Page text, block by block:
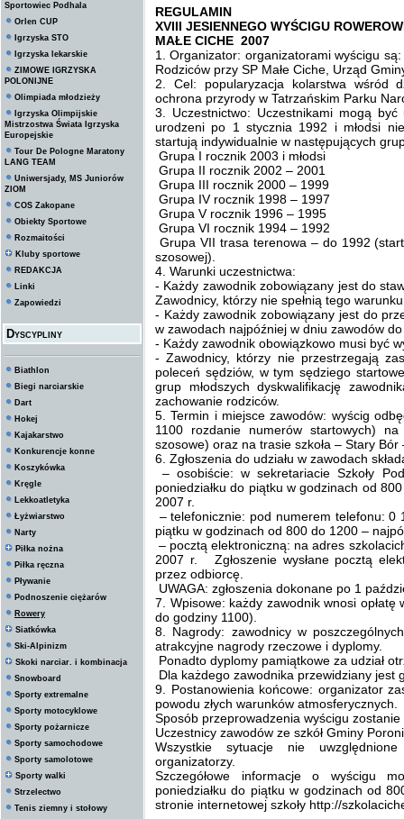
Sportowiec Podhala
Orlen CUP
Igrzyska STO
Igrzyska lekarskie
ZIMOWE IGRZYSKA
POLONIJNE
Olimpiada młodzieży
Igrzyska Olimpijskie
Mistrzostwa Świata Igrzyska
Europejskie
Tour De Pologne Maratony
LANG TEAM
Uniwersjady, MS Juniorów
ZIOM
COS Zakopane
Obiekty Sportowe
Rozmaitości
Kluby sportowe
REDAKCJA
Linki
Zapowiedzi
Dyscypliny
Biathlon
Biegi narciarskie
Dart
Hokej
Kajakarstwo
Konkurencje konne
Koszykówka
Kręgle
Lekkoatletyka
Łyżwiarstwo
Narty
Piłka nożna
Piłka ręczna
Pływanie
Podnoszenie ciężarów
Rowery
Siatkówka
Ski-Alpinizm
Skoki narciar. i kombinacja
Snowboard
Sporty extremalne
Sporty motocyklowe
Sporty pożarnicze
Sporty samochodowe
Sporty samolotowe
Sporty walki
Strzelectwo
Tenis ziemny i stołowy
REGULAMIN
XVIII JESIENNEGO WYŚCIGU
MAŁE CICHE 2007
1. Organizator: organizatorami wyścigu
Rodziców przy SP Małe Ciche, Urząd
2. Cel: popularyzacja kolarstwa wśród
ochrona przyrody w Tatrzańskim Parku
3. Uczestnictwo: Uczestnikami mogą być
urodzeni po 1 stycznia 1992 i młodsi
startują indywidualnie w następujących
Grupa I rocznik 2003 i młodsi
Grupa II rocznik 2002 – 2001
Grupa III rocznik 2000 – 1999
Grupa IV rocznik 1998 – 1997
Grupa V rocznik 1996 – 1995
Grupa VI rocznik 1994 – 1992
Grupa VII trasa terenowa – do 1992
szosowej).
4. Warunki uczestnictwa:
- Każdy zawodnik zobowiązany jest do
Zawodnicy, którzy nie spełnią tego
- Każdy zawodnik zobowiązany jest do
w zawodach najpóźniej w dniu zawodów
- Każdy zawodnik obowiązkowo musi być
- Zawodnicy, którzy nie przestrzegają
poleceń sędziów, w tym sędziego
grup młodszych dyskwalifikację
zachowanie rodziców.
5. Termin i miejsce zawodów: wyścig
1100 rozdanie numerów startowych)
szosowe) oraz na trasie szkoła – Stary
6. Zgłoszenia do udziału w zawodach
– osobiście: w sekretariacie Szkoły
poniedziałku do piątku w godzinach od
2007 r.
– telefonicznie: pod numerem telefonu: 0
piątku w godzinach od 800 do 1200 –
– pocztą elektroniczną: na adres
2007 r. Zgłoszenie wysłane pocztą
przez odbiorcę.
UWAGA: zgłoszenia dokonane po 1
7. Wpisowe: każdy zawodnik wnosi
do godziny 1100).
8. Nagrody: zawodnicy w
atrakcyjne nagrody rzeczowe i dyplomy.
Ponadto dyplomy pamiątkowe za udział
Dla każdego zawodnika przewidziany jest
9. Postanowienia końcowe: organizator
powodu złych warunków atmosferycznych.
Sposób przeprowadzenia wyścigu
Uczestnicy zawodów ze szkół Gminy
Wszystkie sytuacje nie
organizatorzy.
Szczegółowe informacje o wyścigu
poniedziałku do piątku w godzinach od
stronie internetowej szkoły http://